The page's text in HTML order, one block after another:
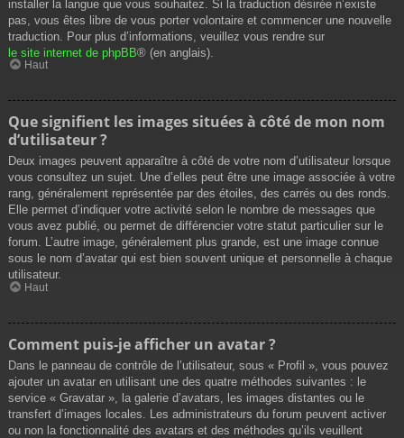
installer la langue que vous souhaitez. Si la traduction désirée n’existe
pas, vous êtes libre de vous porter volontaire et commencer une nouvelle
traduction. Pour plus d’informations, veuillez vous rendre sur
le site internet de phpBB® (en anglais).
Haut
Que signifient les images situées à côté de mon nom
d’utilisateur ?
Deux images peuvent apparaître à côté de votre nom d’utilisateur lorsque
vous consultez un sujet. Une d’elles peut être une image associée à votre
rang, généralement représentée par des étoiles, des carrés ou des ronds.
Elle permet d’indiquer votre activité selon le nombre de messages que
vous avez publié, ou permet de différencier votre statut particulier sur le
forum. L’autre image, généralement plus grande, est une image connue
sous le nom d’avatar qui est bien souvent unique et personnelle à chaque
utilisateur.
Haut
Comment puis-je afficher un avatar ?
Dans le panneau de contrôle de l’utilisateur, sous « Profil », vous pouvez
ajouter un avatar en utilisant une des quatre méthodes suivantes : le
service « Gravatar », la galerie d’avatars, les images distantes ou le
transfert d’images locales. Les administrateurs du forum peuvent activer
ou non la fonctionnalité des avatars et des méthodes qu’ils veuillent